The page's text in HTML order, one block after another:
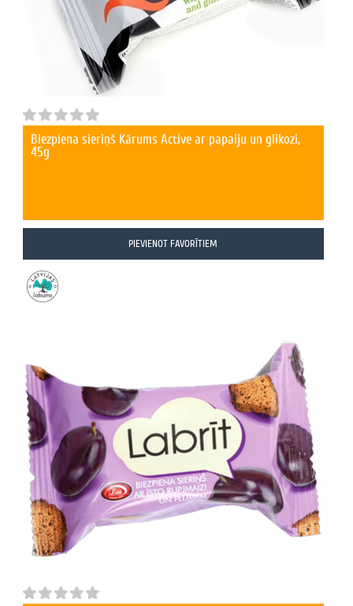
Biezpiena sieriņš Kārums Active ar papaiju un glikozi,
45g
PIEVIENOT FAVORĪTIEM